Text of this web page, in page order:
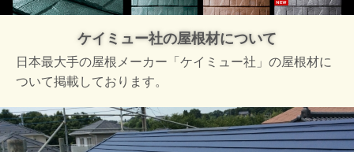
ケイミュー社の屋根材について
日本最大手の屋根メーカー「ケイミュー社」の屋根材に
ついて掲載しております。